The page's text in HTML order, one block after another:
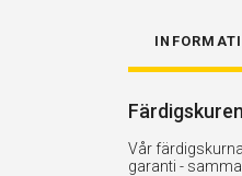
Vår
garanti -